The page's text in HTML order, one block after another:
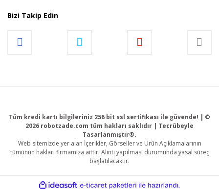
Bizi Takip Edin
Tüm kredi kartı bilgileriniz 256 bit ssl sertifikası ile güvende! | ©
2026 robotzade.com tüm hakları saklıdır | Tecrübeyle
Tasarlanmıştır®.
Web sitemizde yer alan İçerikler, Görseller ve Ürün Açıklamalarının
tümünün hakları firmamıza aittir. Alıntı yapılması durumunda yasal süreç
başlatılacaktır.
ideasoft e-